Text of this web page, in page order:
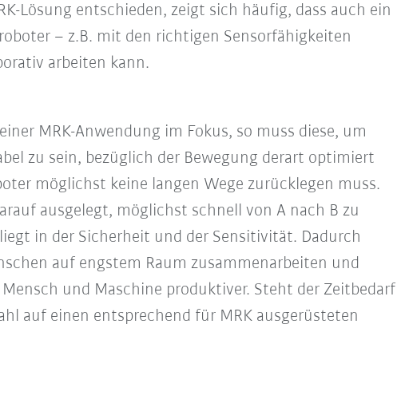
Lösung entschieden, zeigt sich häufig, dass auch ein
– z.B. mit den richtigen Sensorfähigkeiten
arbeiten kann.
MRK-Anwendung im Fokus, so muss diese, um
zu sein, bezüglich der Bewegung derart optimiert
möglichst keine langen Wege zurücklegen muss.
ausgelegt, möglichst schnell von A nach B zu
in der Sicherheit und der Sensitivität. Dadurch
auf engstem Raum zusammenarbeiten und
Mensch und Maschine produktiver. Steht der Zeitbedarf
auf einen entsprechend für MRK ausgerüsteten